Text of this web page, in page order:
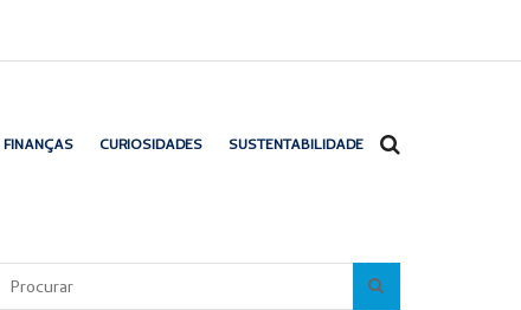
FINANÇAS CURIOSIDADES SUSTENTABILIDADE